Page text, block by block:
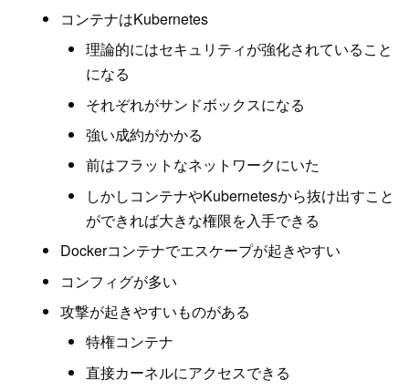
コンテナはKubernetes
理論的にはセキュリティが強化されていること
になる
それぞれがサンドボックスになる
強い成約がかかる
前はフラットなネットワークにいた
しかしコンテナやKubernetesから抜け出すこと
ができれば大きな権限を入手できる
Dockerコンテナでエスケープが起きやすい
コンフィグが多い
攻撃が起きやすいものがある
特権コンテナ
直接カーネルにアクセスできる